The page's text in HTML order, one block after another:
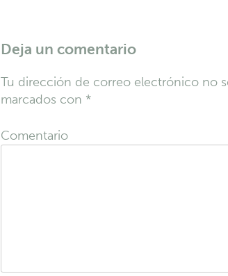
Deja un comentario
Tu dirección de correo electrónico no
marcados con *
Comentario